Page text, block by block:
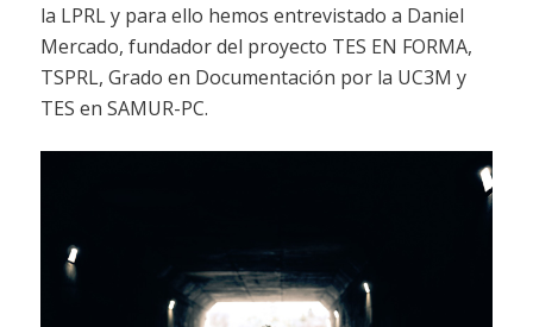
la LPRL y para ello hemos entrevistado a Daniel
Mercado, fundador del proyecto TES EN FORMA,
TSPRL, Grado en Documentación por la UC3M y
TES en SAMUR-PC.